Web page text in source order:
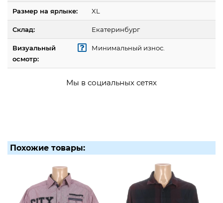
Размер на ярлыке: XL
Склад: Екатеринбург
Визуальный
осмотр:
Минимальный износ.
Мы в социальных сетях
Похожие товары: